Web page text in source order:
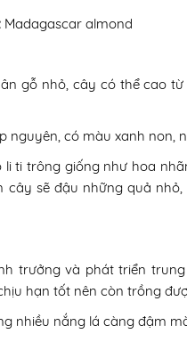
Madagascar almond
gỗ nhỏ, cây có thể cao
nguyên, có màu xanh non,
li ti trông giống như hoa
cây sẽ đậu những quả
trưởng và phát triển
hạn tốt nên còn trồng
nhiều nắng lá càng đậm